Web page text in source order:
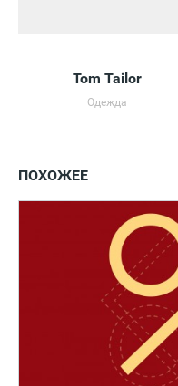
Tom Tailor
Одежда
ПОХОЖЕЕ